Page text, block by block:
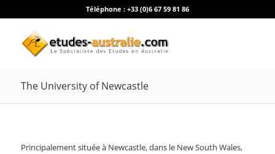
Téléphone : +33 (0)6 67 59 81 86
The University of Newcastle
Principalement située à Newcastle, dans le New South Wales,